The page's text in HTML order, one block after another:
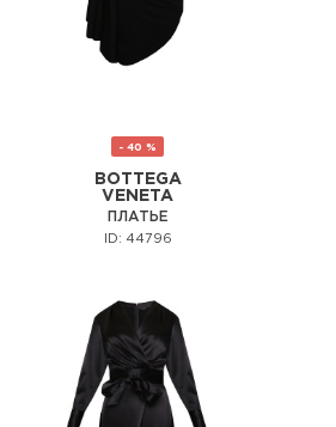
- 40 %
BOTTEGA
VENETA
ПЛАТЬЕ
ID: 44796